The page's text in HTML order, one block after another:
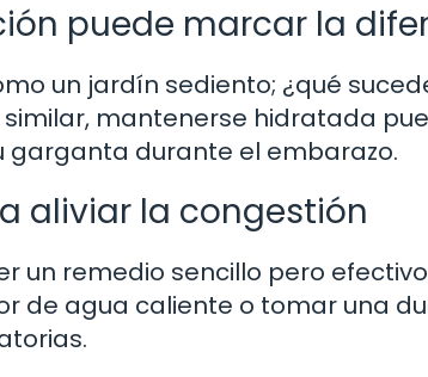
puede marcar la
un jardín sediento; ¿qué
mantenerse hidratada
garganta durante el embarazo.
aliviar la congestión
un remedio sencillo pero
de agua caliente o tomar una